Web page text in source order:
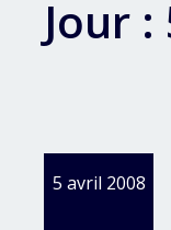
Jour :
5 avril 2008